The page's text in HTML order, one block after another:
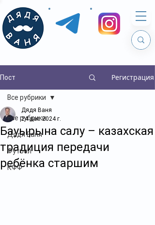
Пост Регистрация
Все рубрики
Дядя Ваня
Футбол
КФФ
Все рубрики
Бауырына салу – казахская
традиция передачи
ребёнка старшим
Дядя Ваня
24 дек. 2024 г.